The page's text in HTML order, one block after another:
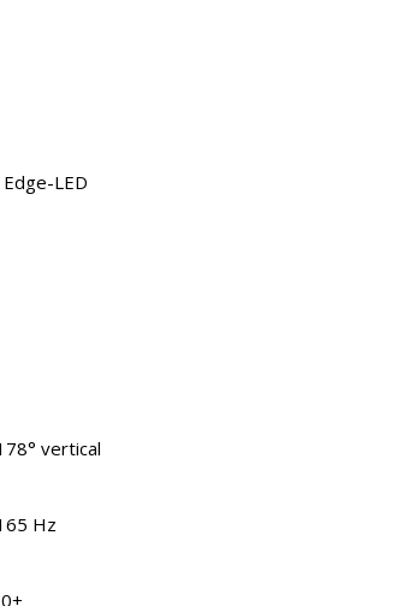
LED
vertical
Hz